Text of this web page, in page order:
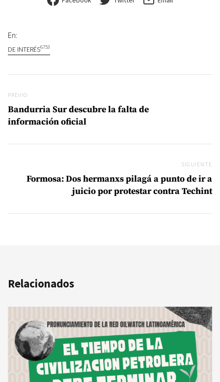
En:
DE INTERÉS6753
Previo
PREVIO
Bandurria Sur descubre la falta de
información oficial
SIGUIENTE
Formosa: Dos hermanxs pilagá a punto de ir a
juicio por protestar contra Techint
Relacionados